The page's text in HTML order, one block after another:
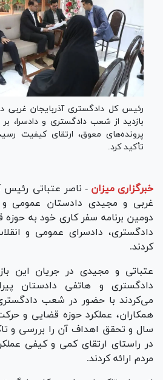
رئیس کل دادگستری آذربایجان غربی
بازدید از شعب دادگستری و دادسرا،
پرونده‌های معوق، ارتقای کیفیت
تأکید کرد.
خبرگزاری میزان - ناصر عتباتی رئیس
غربی و مجیدی دادستان عمومی و
دومین برنامه سفر کاری خود به
دادگستری، دادسرای عمومی و
کردند.
عتباتی و مجیدی در جریان این
دادگستری و هاتفی دادستان
می‌کردند با حضور در شعب
همکاران، عملکرد حوزه قضایی و
سال و تحقق اهداف آن را بررسی و
در راستای ارتقای کمی و کیفی
مردم ارائه کردند.